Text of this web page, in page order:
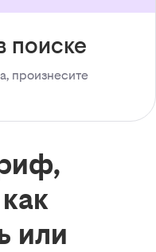
поиске
произнесите
или